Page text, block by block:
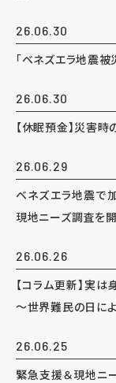
26.06.30
「ベネズエラ地震被
26.06.30
【休眠預金】災害時
26.06.29
ベネズエラ地震で
現地ニーズ調査を
26.06.26
【コラム更新】実
～世界難民の日に
26.06.25
緊急支援＆現地ニ